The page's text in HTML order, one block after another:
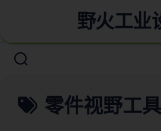
野火工业
零件视野工具